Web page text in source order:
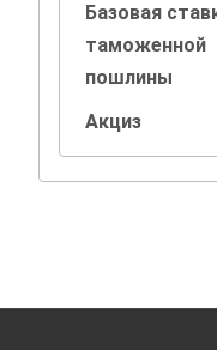
Базовая
таможенной
пошлины
Акциз